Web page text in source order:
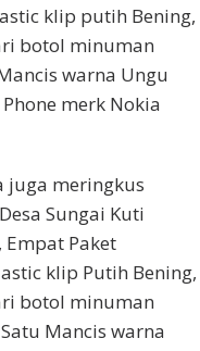
klip putih Bening,
botol minuman
warna Ungu
merk Nokia
juga meringkus
Sungai Kuti
Empat Paket
klip Putih Bening,
botol minuman
Mancis warna